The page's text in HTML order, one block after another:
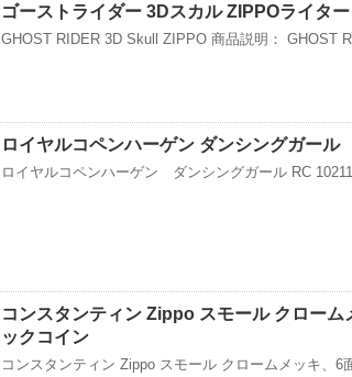
ゴーストライダー 3Dスカル ZIPPOライター
GHOST RIDER 3D Skull ZIPPO 商品説明： GHOST
ロイヤルコペンハーゲン ダンシングガール
ロイヤルコペンハーゲン ダンシングガール RC
コンスタンティン Zippo スモール クローム
ックコイン
コンスタンティン Zippo スモール クロームメッキ、6